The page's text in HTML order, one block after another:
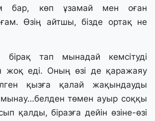
бар, көп ұзамай мен оған
Өзің айтшы, бізде ортақ не
бірақ тап мынадай кемсітуді
жоқ еді. Оның өзі де қаражаяу
қызға қалай жақындауды
мынау…белден төмен ауыр соққы
қалды, біразға дейін өзіне-өзі